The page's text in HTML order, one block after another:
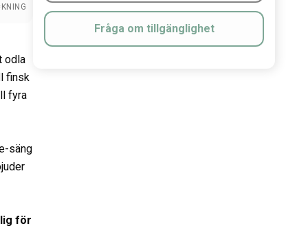
odla
finsk
fyra
säng
för
Fråga om tillgänglighet